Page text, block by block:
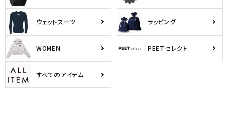
ウェットスーツ ラッピング
WOMEN PEETセレクト
すべてのアイテム